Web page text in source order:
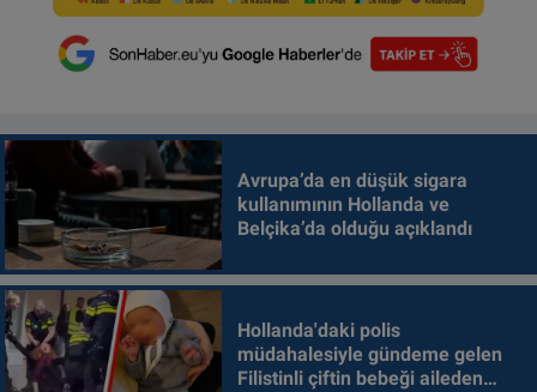
Avrupa’da en düşük sigara
kullanımının Hollanda ve
Belçika’da olduğu açıklandı
Hollanda'daki polis
müdahalesiyle gündeme gelen
Filistinli çiftin bebeği aileden